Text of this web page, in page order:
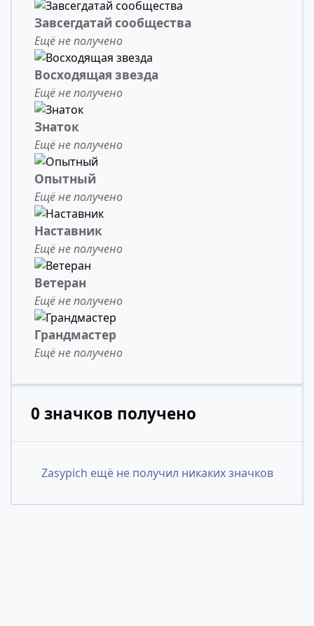
Завсегдатай сообщества
Ещё не получено
Восходящая звезда
Ещё не получено
Знаток
Ещё не получено
Опытный
Ещё не получено
Наставник
Ещё не получено
Ветеран
Ещё не получено
Грандмастер
Ещё не получено
0 значков получено
Zasypich ещё не получил никаких значков